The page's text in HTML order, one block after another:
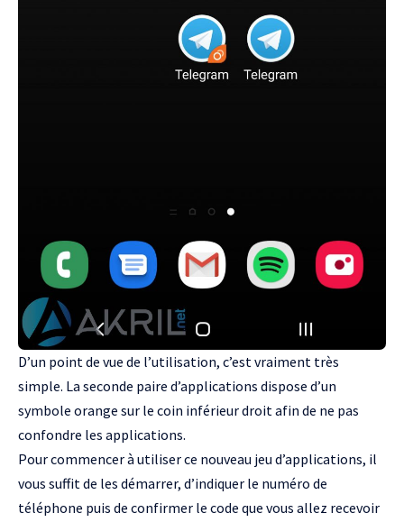
D’un point de vue de l’utilisation, c’est vraiment très
simple. La seconde paire d’applications dispose d’un
symbole orange sur le coin inférieur droit afin de ne pas
confondre les applications.
Pour commencer à utiliser ce nouveau jeu d’applications, il
vous suffit de les démarrer, d’indiquer le numéro de
téléphone puis de confirmer le code que vous allez recevoir